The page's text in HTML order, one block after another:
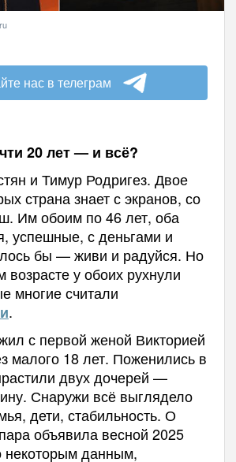
нас в телеграм
20 лет — и всё?
и Тимур Родригез. Двое
страна знает с экранов, со
Им обоим по 46 лет, оба
успешные, с деньгами и
бы — живи и радуйся. Но
возрасте у обоих рухнули
многие считали
.
с первой женой Викторией
малого 18 лет. Поженились в
двух дочерей —
Снаружи всё выглядело
дети, стабильность. О
объявила весной 2025
некоторым данным,